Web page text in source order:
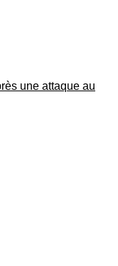
une attaque au